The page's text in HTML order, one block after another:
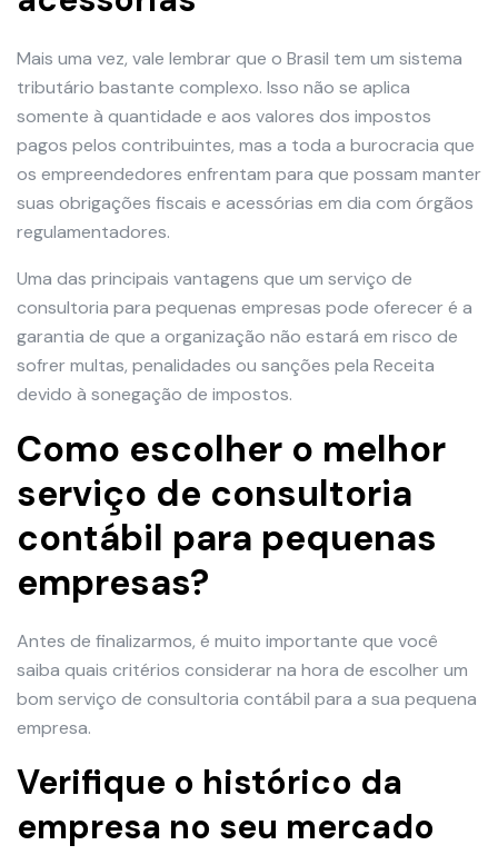
Mais uma vez, vale lembrar que o Brasil tem um sistema
tributário bastante complexo. Isso não se aplica
somente à quantidade e aos valores dos impostos
pagos pelos contribuintes, mas a toda a burocracia que
os empreendedores enfrentam para que possam manter
suas obrigações fiscais e acessórias em dia com órgãos
regulamentadores.
Uma das principais vantagens que um serviço de
consultoria para pequenas empresas pode oferecer é a
garantia de que a organização não estará em risco de
sofrer multas, penalidades ou sanções pela Receita
devido à sonegação de impostos.
Como escolher o melhor
serviço de consultoria
contábil para pequenas
empresas?
Antes de finalizarmos, é muito importante que você
saiba quais critérios considerar na hora de escolher um
bom serviço de consultoria contábil para a sua pequena
empresa.
Verifique o histórico da
empresa no seu mercado